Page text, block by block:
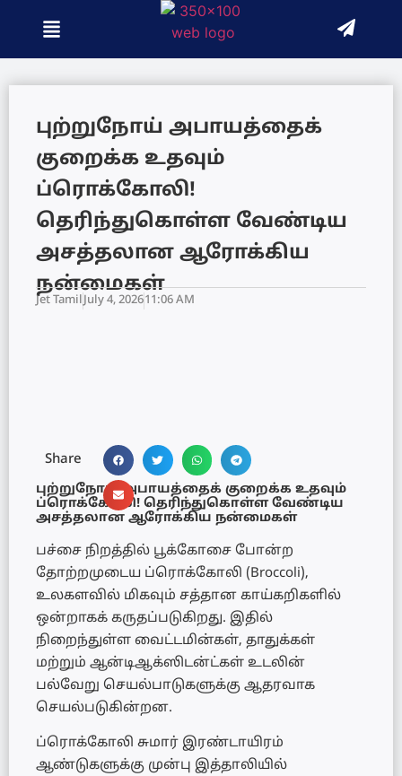
புற்றுநோய் அபாயத்தைக்
குறைக்க உதவும்
ப்ரொக்கோலி!
தெரிந்துகொள்ள வேண்டிய
அசத்தலான ஆரோக்கிய
நன்மைகள்
Jet Tamil July 4, 202611:06 AM
Share
புற்றுநோய் அபாயத்தைக் குறைக்க உதவும்
ப்ரொக்கோலி! தெரிந்துகொள்ள வேண்டிய
அசத்தலான ஆரோக்கிய நன்மைகள்
பச்சை நிறத்தில் பூக்கோசை போன்ற
தோற்றமுடைய ப்ரொக்கோலி (Broccoli),
உலகளவில் மிகவும் சத்தான காய்கறிகளில்
ஒன்றாகக் கருதப்படுகிறது. இதில்
நிறைந்துள்ள வைட்டமின்கள், தாதுக்கள்
மற்றும் ஆன்டிஆக்ஸிடன்ட்கள் உடலின்
பல்வேறு செயல்பாடுகளுக்கு ஆதரவாக
செயல்படுகின்றன.
ப்ரொக்கோலி சுமார் இரண்டாயிரம்
ஆண்டுகளுக்கு முன்பு இத்தாலியில்